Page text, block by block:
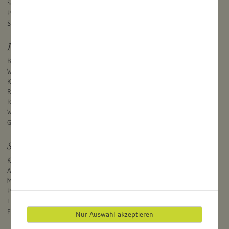
Nur Auswahl akzeptieren
Stellenangebote
Projekte
Spenden
Freizeit und Natur
Bootfahren
Wandern
Klettern
Radfahren
Reiten
Wintersport
Geocaching
Service
Kontakt und Öffnungszeiten
Anreise
Mediathek
Publikationen
Links
FAQ